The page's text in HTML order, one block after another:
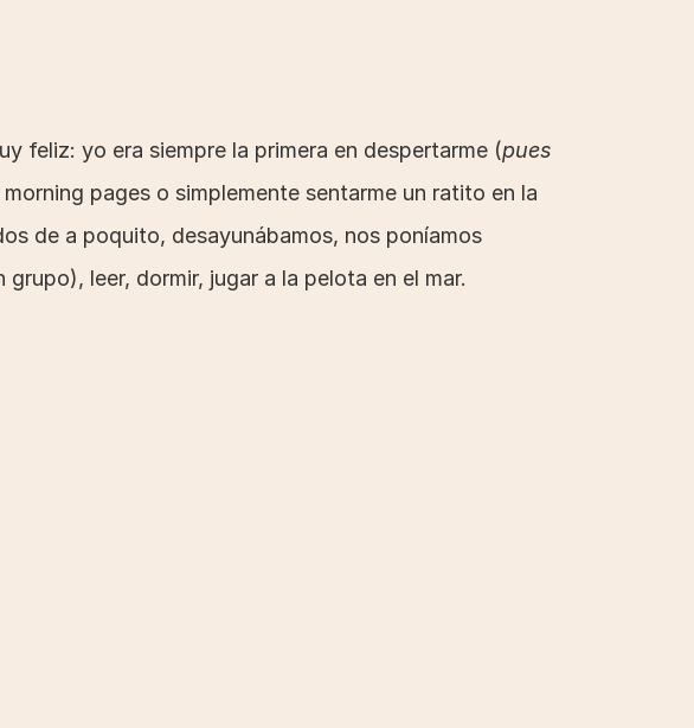
feliz: yo era siempre la primera en despertarme (pues
pages o simplemente sentarme un ratito en la
de a poquito, desayunábamos, nos poníamos
leer, dormir, jugar a la pelota en el mar.